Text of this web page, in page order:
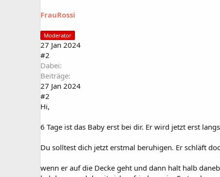
FrauRossi
Moderator
27 Jan 2024
#2
Dabei
Beiträge
27 Jan 2024
#2
Hi,
6 Tage ist das Baby erst bei dir. Er wird jetzt erst
Du solltest dich jetzt erstmal beruhigen. Er schläft
wenn er auf die Decke geht und dann halt halb